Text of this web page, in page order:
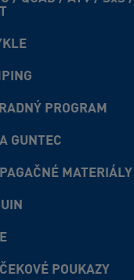
PROGRAM
GUNTEC
MATERIÁLY
POUKAZY